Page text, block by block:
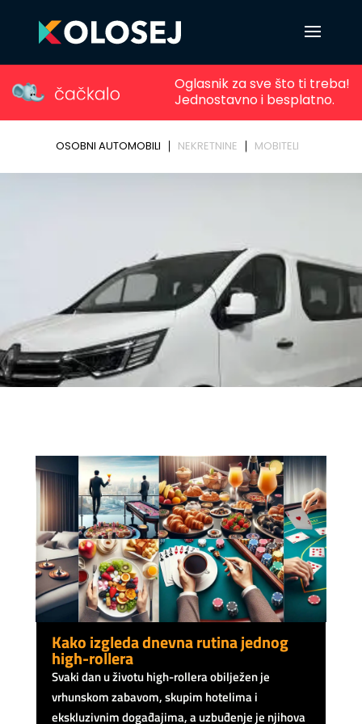
Kako izgleda dnevna rutina jednog
high-rollera
Svaki dan u životu high-rollera obilježen je
vrhunskom zabavom, skupim hotelima i
ekskluzivnim događajima, a uzbuđenje je njihova